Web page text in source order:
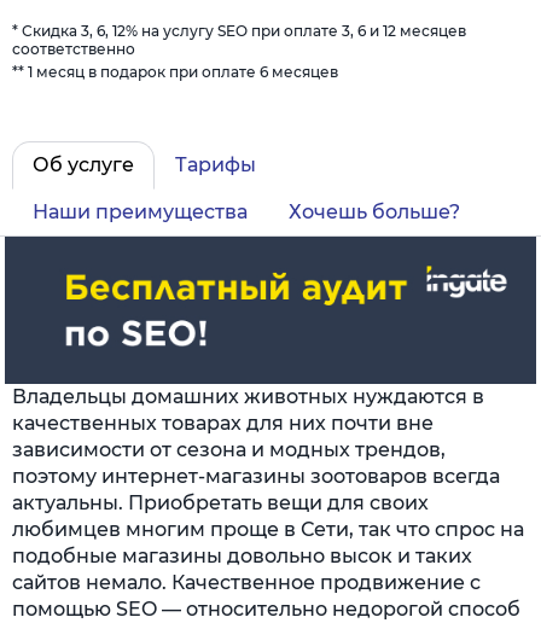
* Скидка 3, 6, 12% на услугу SEO при оплате 3, 6 и 12 месяцев
соответственно
** 1 месяц в подарок при оплате 6 месяцев
Об услуге Тарифы
Наши преимущества Хочешь больше?
Владельцы домашних животных нуждаются в
качественных товарах для них почти вне
зависимости от сезона и модных трендов,
поэтому интернет-магазины зоотоваров всегда
актуальны. Приобретать вещи для своих
любимцев многим проще в Сети, так что спрос на
подобные магазины довольно высок и таких
сайтов немало. Качественное продвижение с
помощью SEO — относительно недорогой способ